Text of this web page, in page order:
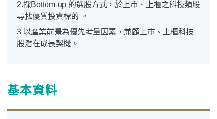
2.採Bottom-up 的選股方式，於上市、上櫃之科技類股
尋找優質投資標的 。
3.以產業前景為優先考量因素，兼顧上市、上櫃科技
股潛在成長契機。
基本資料